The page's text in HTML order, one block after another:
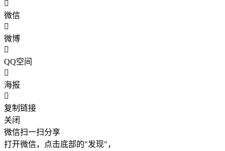
微信
微博
QQ空间
海报
复制链接
关闭
微信扫一扫分享
打开微信，点击底部的"发现"，